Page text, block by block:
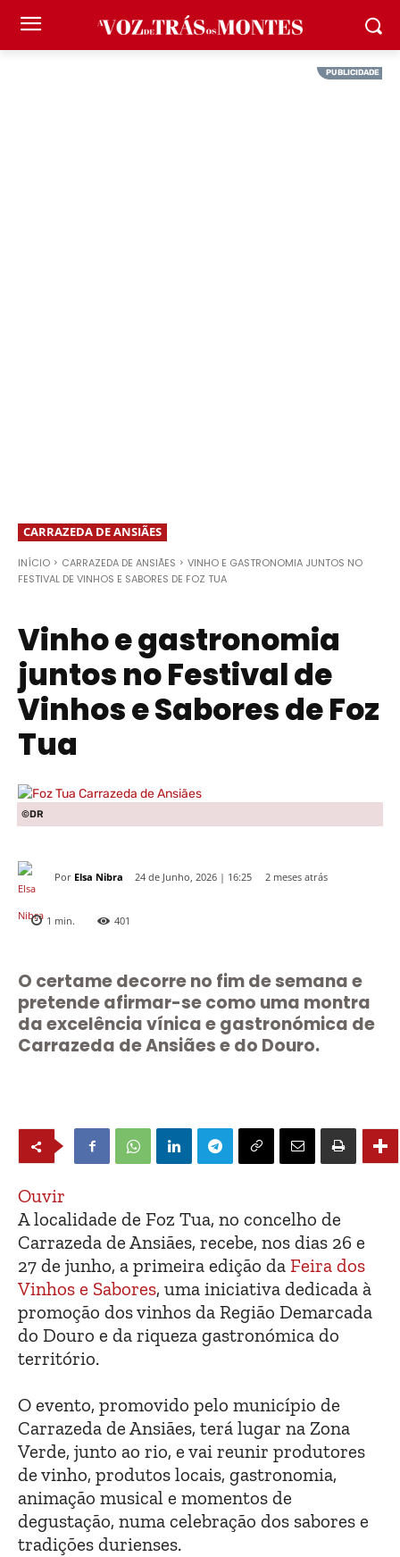
CARRAZEDA DE ANSIÃES
INÍCIO CARRAZEDA DE ANSIÃES
VINHO E GASTRONOMIA JUNTOS NO
FESTIVAL DE VINHOS E SABORES DE FOZ TUA
Vinho e gastronomia
juntos no Festival de
Vinhos e Sabores de Foz
Tua
©DR
Por Elsa Nibra 24 de Junho, 2026 | 16:25 2 meses atrás
1 min. 401
O certame decorre no fim de semana e
pretende afirmar-se como uma montra
da excelência vínica e gastronómica de
Carrazeda de Ansiães e do Douro.
Ouvir
A localidade de Foz Tua, no concelho de
Carrazeda de Ansiães, recebe, nos dias 26 e
27 de junho, a primeira edição da Feira dos
Vinhos e Sabores, uma iniciativa dedicada à
promoção dos vinhos da Região Demarcada
do Douro e da riqueza gastronómica do
território.
O evento, promovido pelo município de
Carrazeda de Ansiães, terá lugar na Zona
Verde, junto ao rio, e vai reunir produtores
de vinho, produtos locais, gastronomia,
animação musical e momentos de
degustação, numa celebração dos sabores e
tradições durienses.